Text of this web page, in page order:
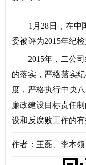
1月28日，在中国
委被评为2015年纪
2015年，二公司
的落实，严格落实
度，严格执行中央
廉政建设目标责任
设和反腐败工作的
作者：王磊、李本